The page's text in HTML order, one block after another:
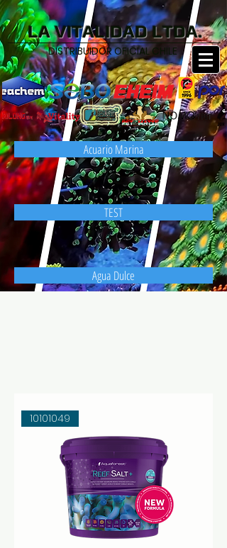
LA VITALIDAD LTDA.
DISTRIBUIDOR OFICIAL CHILE
Acuario Marina
TEST
Agua Dulce
10101049